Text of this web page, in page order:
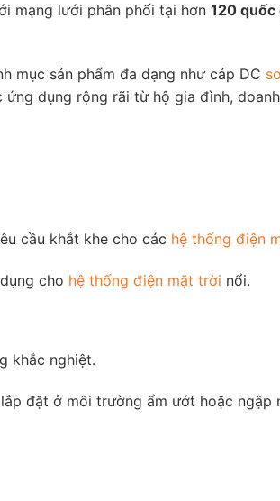
mạng lưới phân phối tại hơn 120 quốc
mục sản phẩm đa dạng như cáp DC
dụng rộng rãi từ hộ gia đình,
cầu khắt khe cho các hệ thống điện
cho hệ thống điện mặt trời nổi.
khắc nghiệt.
đặt ở môi trường ẩm ướt hoặc ngập